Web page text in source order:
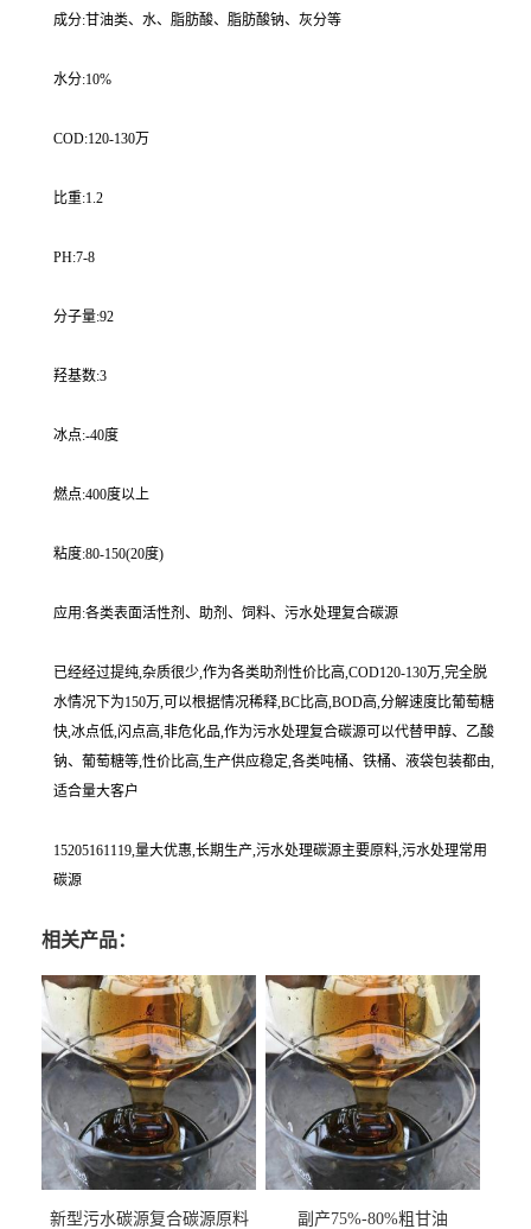
成分:甘油类、水、脂肪酸、脂肪酸钠、灰分等
水分:10%
COD:120-130万
比重:1.2
PH:7-8
分子量:92
羟基数:3
冰点:-40度
燃点:400度以上
粘度:80-150(20度)
应用:各类表面活性剂、助剂、饲料、污水处理复合碳源
已经经过提纯,杂质很少,作为各类助剂性价比高,COD120-130万,完全脱
水情况下为150万,可以根据情况稀释,BC比高,BOD高,分解速度比葡萄糖
快,冰点低,闪点高,非危化品,作为污水处理复合碳源可以代替甲醇、乙酸
钠、葡萄糖等,性价比高,生产供应稳定,各类吨桶、铁桶、液袋包装都由,
适合量大客户
15205161119,量大优惠,长期生产,污水处理碳源主要原料,污水处理常用
碳源
相关产品：
新型污水碳源复合碳源原料
副产75%-80%粗甘油